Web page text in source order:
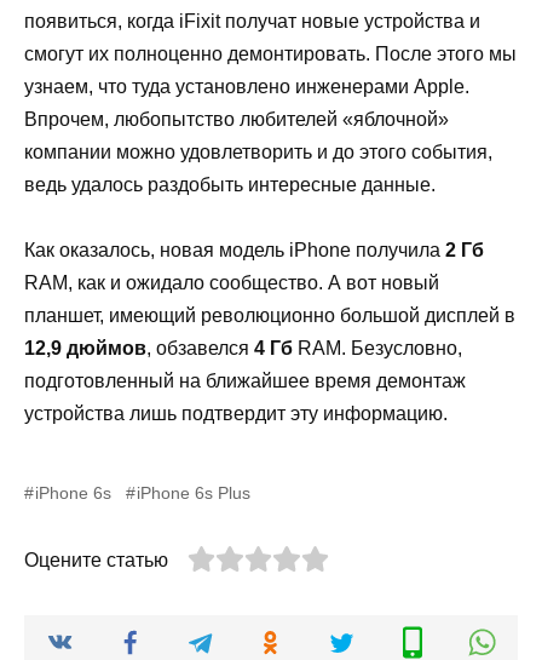
появиться, когда iFixit получат новые устройства и
смогут их полноценно демонтировать. После этого мы
узнаем, что туда установлено инженерами Apple.
Впрочем, любопытство любителей «яблочной»
компании можно удовлетворить и до этого события,
ведь удалось раздобыть интересные данные.
Как оказалось, новая модель iPhone получила 2 Гб
RAM, как и ожидало сообщество. А вот новый
планшет, имеющий революционно большой дисплей в
12,9 дюймов, обзавелся 4 Гб RAM. Безусловно,
подготовленный на ближайшее время демонтаж
устройства лишь подтвердит эту информацию.
iPhone 6s iPhone 6s Plus
Оцените статью